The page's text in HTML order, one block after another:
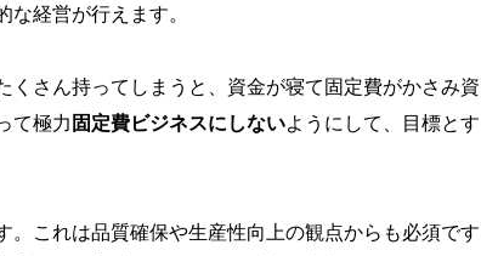
経営が行えます。
さん持ってしまうと、資金が寝て固定費がかさみ資
て極力 固定費ビジネスにしないようにして、目標とす
。これは品質確保や生産性向上の観点からも必須です